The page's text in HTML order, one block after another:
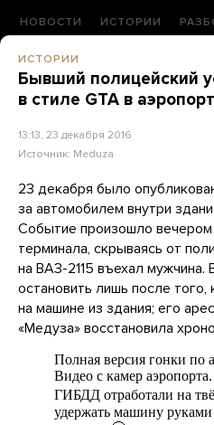
НОВОСТИ ИСТОРИИ
ИСТОРИИ
Бывший полицейский
в стиле GTA в
13:13, 23 декабря 2016
Источник: Meduza
23 декабря было
за автомобилем внутри
Событие произошло вечером
терминала, скрываясь от
на ВАЗ-2115 въехал мужчина.
остановить лишь после того,
на машине из здания; его
«Медуза» восстановила